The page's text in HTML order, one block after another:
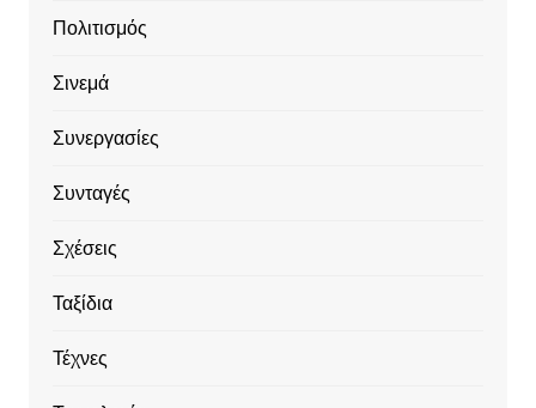
Πολιτισμός
Σινεμά
Συνεργασίες
Συνταγές
Σχέσεις
Ταξίδια
Τέχνες